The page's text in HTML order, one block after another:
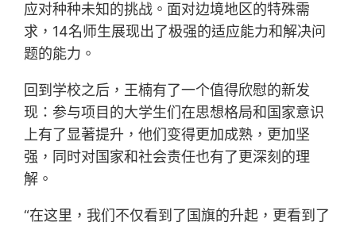
应对种种未知的挑战。面对边境地区的特殊需
求，14名师生展现出了极强的适应能力和解决问
题的能力。
回到学校之后，王楠有了一个值得欣慰的新发
现：参与项目的大学生们在思想格局和国家意识
上有了显著提升，他们变得更加成熟，更加坚
强，同时对国家和社会责任也有了更深刻的理
解。
“在这里，我们不仅看到了国旗的升起，更看到了